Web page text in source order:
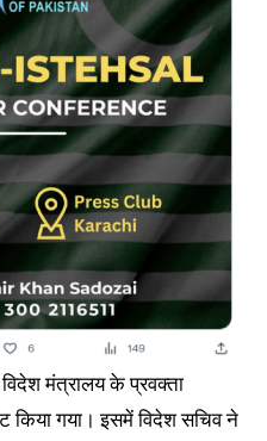
मंत्रालय के प्रवक्ता
गया। इसमें विदेश सचिव ने